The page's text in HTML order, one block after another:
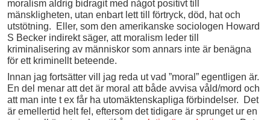
moralism aldrig bidragit med något positivt till
mänskligheten, utan enbart lett till förtryck, död, hat och
utstötning. Eller, som den amerikanske sociologen Howard
S Becker indirekt säger, att moralism leder till
kriminalisering av människor som annars inte är benägna
för ett kriminellt beteende.
Innan jag fortsätter vill jag reda ut vad ”moral” egentligen är.
En del menar att det är moral att både avvisa våld/mord och
att man inte t ex får ha utomäktenskapliga förbindelser. Det
är emellertid helt fel, eftersom det tidigare är sprunget ur en